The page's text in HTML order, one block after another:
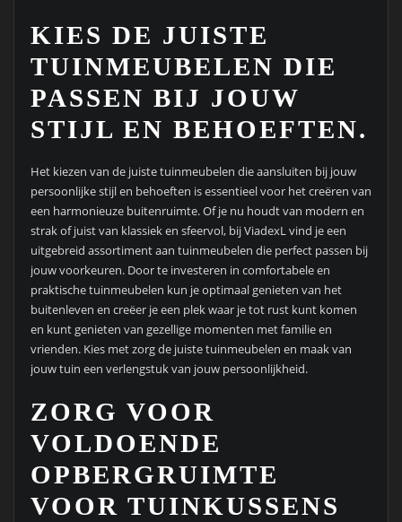
KIES DE JUISTE
TUINMEUBELEN DIE
PASSEN BIJ JOUW
STIJL EN BEHOEFTEN.
Het kiezen van de juiste tuinmeubelen die aansluiten bij jouw
persoonlijke stijl en behoeften is essentieel voor het creëren van
een harmonieuze buitenruimte. Of je nu houdt van modern en
strak of juist van klassiek en sfeervol, bij ViadexL vind je een
uitgebreid assortiment aan tuinmeubelen die perfect passen bij
jouw voorkeuren. Door te investeren in comfortabele en
praktische tuinmeubelen kun je optimaal genieten van het
buitenleven en creëer je een plek waar je tot rust kunt komen
en kunt genieten van gezellige momenten met familie en
vrienden. Kies met zorg de juiste tuinmeubelen en maak van
jouw tuin een verlengstuk van jouw persoonlijkheid.
ZORG VOOR
VOLDOENDE
OPBERGRUIMTE
VOOR TUINKUSSENS